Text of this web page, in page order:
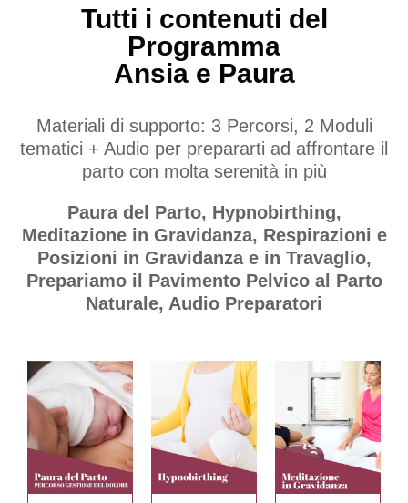
Tutti i contenuti del
Programma
Ansia e Paura
Materiali di supporto: 3 Percorsi, 2 Moduli
tematici + Audio per prepararti ad affrontare il
parto con molta serenità in più
Paura del Parto, Hypnobirthing,
Meditazione in Gravidanza, Respirazioni e
Posizioni in Gravidanza e in Travaglio,
Prepariamo il Pavimento Pelvico al Parto
Naturale, Audio Preparatori